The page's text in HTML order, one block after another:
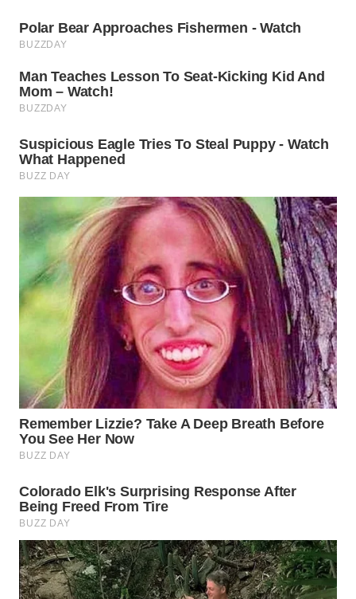
WN
SURABAYA
WN
NATUNA
WN
BINTAN
WN
MANDALIKA
WN
LIKUPANG
WN
LABUANBAJO
WN
BORNEO
Wahana
Media
WAHANA
NEWS
WAHANA
TANI